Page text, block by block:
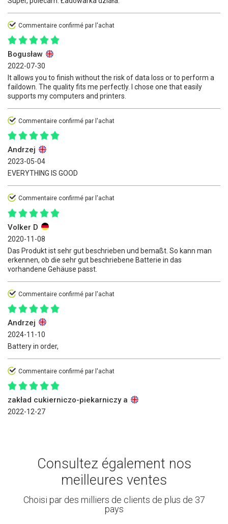
Commentaire confirmé par l'achat
Bogusław
2022-07-30
It allows you to finish without the risk of data loss or to perform a
faildown. The quality fits me perfectly. I chose one that easily
supports my computers and printers.
Commentaire confirmé par l'achat
Andrzej
2023-05-04
EVERYTHING IS GOOD
Commentaire confirmé par l'achat
Volker D
2020-11-08
Das Produkt ist sehr gut beschrieben und bemaßt. So kann man
erkennen, ob die sehr gut beschriebene Batterie in das
vorhandene Gehäuse passt.
Commentaire confirmé par l'achat
Andrzej
2024-11-10
Battery in order,
Commentaire confirmé par l'achat
zakład cukierniczo-piekarniczy a
2022-12-27
Consultez également nos
meilleures ventes
Choisi par des milliers de clients de plus de 37
pays